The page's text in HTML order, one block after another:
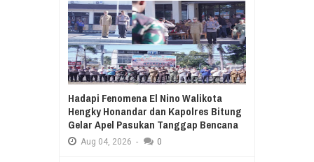
Hadapi Fenomena El Nino Walikota
Hengky Honandar dan Kapolres Bitung
Gelar Apel Pasukan Tanggap Bencana
Aug 04, 2026 - 0